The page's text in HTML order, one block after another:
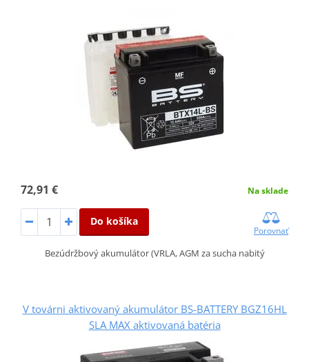
72,91 € Na sklade
Do košíka
Porovnať
Bezúdržbový akumulátor (VRLA, AGM za sucha nabitý
V továrni aktivovaný akumulátor BS-BATTERY BGZ16HL
SLA MAX aktivovaná batéria